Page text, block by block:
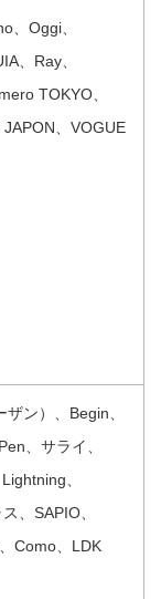
、Oggi、
、Ray、
TOKYO、
、VOGUE
ン）、Begin、
、サライ、
、
、SAPIO、
Como、LDK